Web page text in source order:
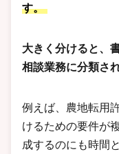
す。
大きく分けると、
相談業務に分類さ
例えば、農地転用
けるための要件が
成するのにも時間